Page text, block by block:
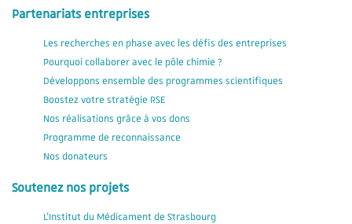
Partenariats entreprises
Les recherches en phase avec les défis des entreprises
Pourquoi collaborer avec le pôle chimie ?
Développons ensemble des programmes scientifiques
Boostez votre stratégie RSE
Nos réalisations grâce à vos dons
Programme de reconnaissance
Nos donateurs
Soutenez nos projets
L'Institut du Médicament de Strasbourg